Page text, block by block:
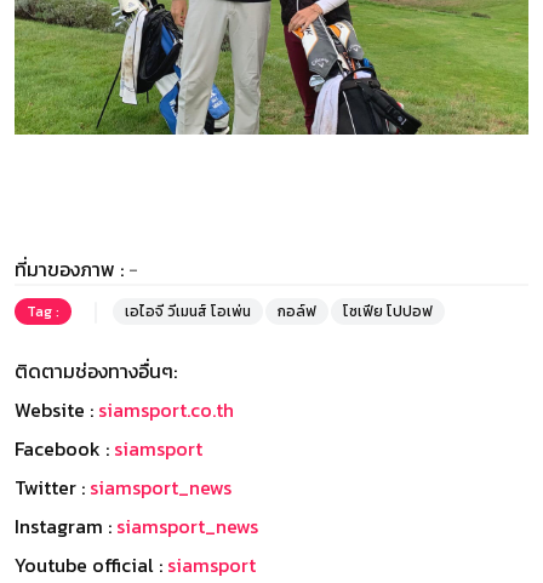
ที่มาของภาพ : -
Tag : เอไอจี วีเมนส์ โอเพ่น กอล์ฟ โซเฟีย โปปอฟ
ติดตามช่องทางอื่นๆ:
Website : siamsport.co.th
Facebook : siamsport
Twitter : siamsport_news
Instagram : siamsport_news
Youtube official : siamsport